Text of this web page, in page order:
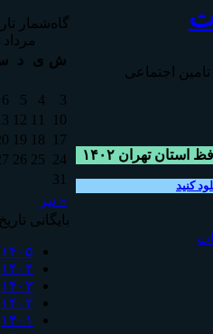
اجتماعی
تهران ۱۴۰۲
کنید
گاه‌شمار
مرداد ۱۴۰۵
ش ی د
« تیر
3
4
5
6
10
11
12
17
18
19
24
25
26
31
بایگانی
۱۴۰۵
۱۴۰۴
۱۴۰۳
۱۴۰۲
۱۴۰۱